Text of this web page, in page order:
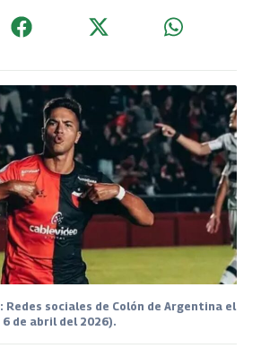
Redes sociales de Colón de Argentina el
6 de abril del 2026).